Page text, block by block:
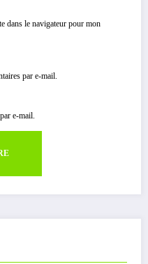
dans le navigateur pour mon
par e-mail.
e-mail.